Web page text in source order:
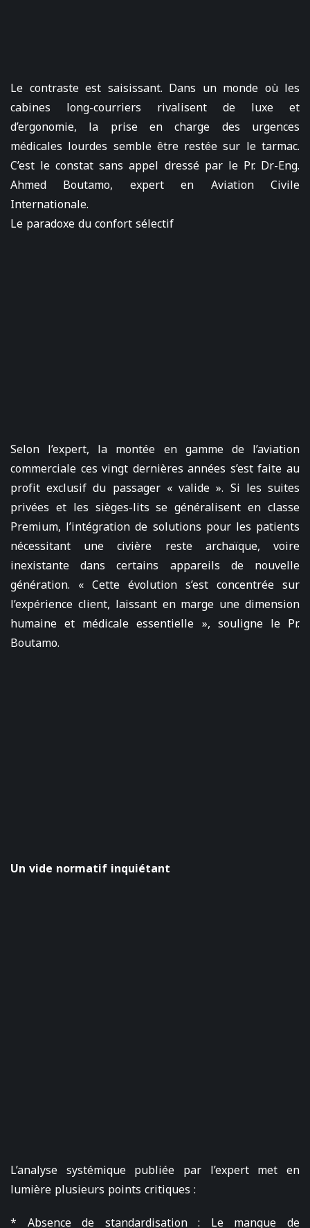
Le contraste est saisissant. Dans un monde où les
cabines long-courriers rivalisent de luxe et
d’ergonomie, la prise en charge des urgences
médicales lourdes semble être restée sur le tarmac.
C’est le constat sans appel dressé par le Pr. Dr-Eng.
Ahmed Boutamo, expert en Aviation Civile
Internationale.
Le paradoxe du confort sélectif
Selon l’expert, la montée en gamme de l’aviation
commerciale ces vingt dernières années s’est faite au
profit exclusif du passager « valide ». Si les suites
privées et les sièges-lits se généralisent en classe
Premium, l’intégration de solutions pour les patients
nécessitant une civière reste archaïque, voire
inexistante dans certains appareils de nouvelle
génération. « Cette évolution s’est concentrée sur
l’expérience client, laissant en marge une dimension
humaine et médicale essentielle », souligne le Pr.
Boutamo.
Un vide normatif inquiétant
L’analyse systémique publiée par l’expert met en
lumière plusieurs points critiques :
* Absence de standardisation : Le manque de